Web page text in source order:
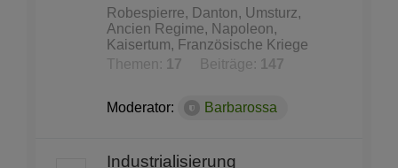
Robespierre, Danton, Umsturz,
Ancien Regime, Napoleon,
Kaisertum, Französische Kriege
Themen:
17 Beiträge: 147
Moderator: Barbarossa
Industrialisierung